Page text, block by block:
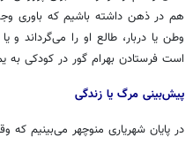
هم در ذهن داشته باشیم که باوری
وطن یا دربار، طالع او را می‌گرداند
است فرستادن بهرام گور در کودکی به
پیش‌بینی مرگ یا زندگی
در پایان شهریاری منوچهر می‌بینیم